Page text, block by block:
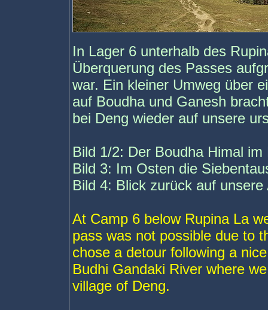
In Lager 6 unterhalb des
Überquerung des Passes
war. Ein kleiner Umweg über
auf Boudha und Ganesh
bei Deng wieder auf unsere
Bild 1/2: Der Boudha Himal im
Bild 3: Im Osten die
Bild 4: Blick zurück auf
At Camp 6 below Rupina La
pass was not possible due to
chose a detour following a
Budhi Gandaki River where
village of Deng.